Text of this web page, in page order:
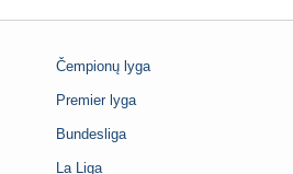
Čempionų lyga
Premier lyga
Bundesliga
La Liga